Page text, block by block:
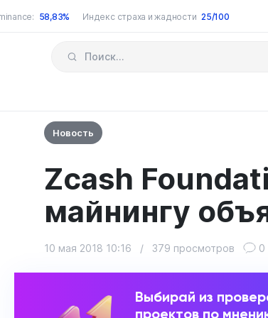
58,83% Индекс страха и жадности 25/100
Новость
Zcash
майнингу
10 мая 2018 10:16 / 379 просмотров 0
Выбирай из
проектов по